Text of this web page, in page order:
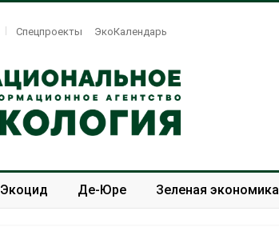
Спецпроекты ЭкоКалендарь
Экоцид Де-Юре Зеленая экономика